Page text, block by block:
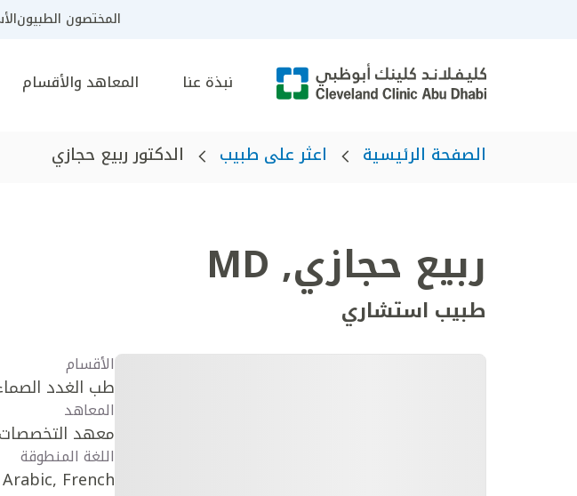
المختصون الطبيون
نبذة عنا المعاهد والأقسام
الصفحة الرئيسية اعثر على طبيب الدكتور ربيع حجازي
ربيع حجازي,
MD
طبيب استشاري
الأقسام
طب الغدد
المعاهد
معهد
اللغة المنطوقة
French